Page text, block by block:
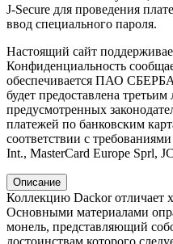
J-Secure для проведения
ввод специального пароля.
Настоящий сайт
Конфиденциальность
обеспечивается ПАО
будет предоставлена
предусмотренных
платежей по банковским
соответствии с
Int., MasterCard Europe Sprl,
Описание
Коллекцию Dackor отличает
Основными материалами
монель, представляющий
достоинствам которого